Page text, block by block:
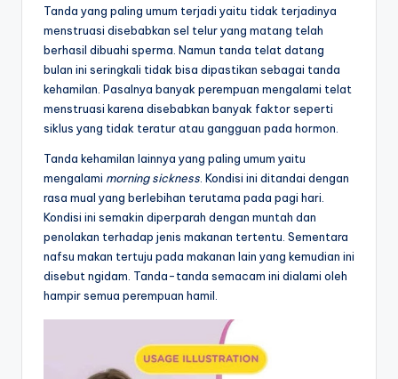
Tanda yang paling umum terjadi yaitu tidak terjadinya
menstruasi disebabkan sel telur yang matang telah
berhasil dibuahi sperma. Namun tanda telat datang
bulan ini seringkali tidak bisa dipastikan sebagai tanda
kehamilan. Pasalnya banyak perempuan mengalami telat
menstruasi karena disebabkan banyak faktor seperti
siklus yang tidak teratur atau gangguan pada hormon.
Tanda kehamilan lainnya yang paling umum yaitu
mengalami morning sickness . Kondisi ini ditandai dengan
rasa mual yang berlebihan terutama pada pagi hari.
Kondisi ini semakin diperparah dengan muntah dan
penolakan terhadap jenis makanan tertentu. Sementara
nafsu makan tertuju pada makanan lain yang kemudian ini
disebut ngidam. Tanda-tanda semacam ini dialami oleh
hampir semua perempuan hamil.